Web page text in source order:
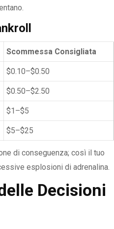
Scommessa Consigliata
$0.10–$0.50
$0.50–$2.50
$1–$5
$5–$25
di conseguenza; così il tuo
esplosioni di adrenalina.
Decisioni